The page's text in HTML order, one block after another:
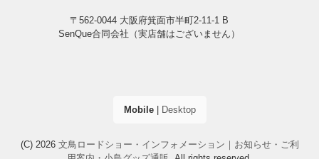
〒562-0044 大阪府箕面市半町2-11-1 B
SenQue合同会社（実店舗はございません）
Mobile| Desktop
(C) 2026 文鳥ロードショー・インフォメーション｜お知らせ・ご利